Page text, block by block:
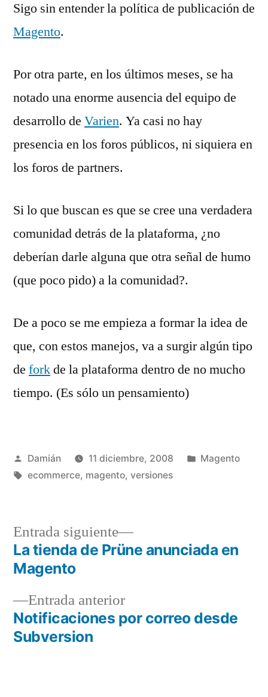
Sigo sin entender la política de publicación de
Magento.
Por otra parte, en los últimos meses, se ha
notado una enorme ausencia del equipo de
desarrollo de Varien. Ya casi no hay
presencia en los foros públicos, ni siquiera en
los foros de partners.
Si lo que buscan es que se cree una verdadera
comunidad detrás de la plataforma, ¿no
deberían darle alguna que otra señal de humo
(que poco pido) a la comunidad?.
De a poco se me empieza a formar la idea de
que, con estos manejos, va a surgir algún tipo
de forkde la plataforma dentro de no mucho
tiempo. (Es sólo un pensamiento)
Publicado
por
Damián 11 diciembre, 2008
Publicado
Magento
Etiquetas:
ecommerce, magento, versiones
Navegación
entradas
Entrada anteriorEntrada
anterior:
Notificaciones por correo desde
Subversion
Entrada siguiente
Entrada
siguiente:
La tienda de Prüne anunciada en
Magento